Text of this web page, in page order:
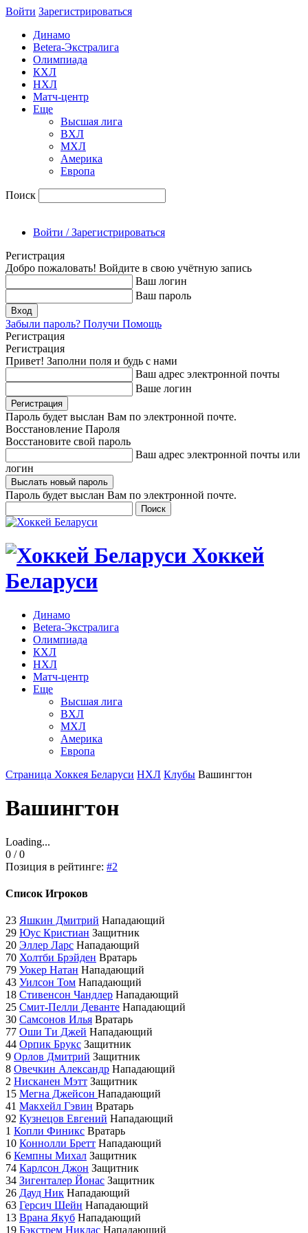
Войти Зарегиcтрироваться
Динамо
Betera-Экстралига
Олимпиада
КХЛ
НХЛ
Матч-центр
Еще
Высшая лига
ВХЛ
МХЛ
Америка
Европа
Поиск
Войти / Зарегистрироваться
Регистрация
Добро пожаловать! Войдите в свою учётную запись
Ваш логин
Ваш пароль
Забыли пароль? Получи Помощь
Регистрация
Регистрация
Привет! Заполни поля и будь с нами
Ваш адрес электронной почты
Ваше логин
Пароль будет выслан Вам по электронной почте.
Восстановление Пароля
Восстановите свой пароль
Ваш адрес электронной почты или
логин
Пароль будет выслан Вам по электронной почте.
Хоккей
Беларуси
Динамо
Betera-Экстралига
Олимпиада
КХЛ
НХЛ
Матч-центр
Еще
Высшая лига
ВХЛ
МХЛ
Америка
Европа
Страница Хоккея Беларуси НХЛ Клубы Вашингтон
Вашингтон
Loading...
0 / 0
Позиция в рейтинге: #2
Список Игроков
23 Яшкин Дмитрий Нападающий
29 Юус Кристиан Защитник
20 Эллер Ларс Нападающий
70 Холтби Брэйден Вратарь
79 Уокер Натан Нападающий
43 Уилсон Том Нападающий
18 Стивенсон Чандлер Нападающий
25 Смит-Пелли Деванте Нападающий
30 Самсонов Илья Вратарь
77 Оши Ти Джей Нападающий
44 Орпик Брукс Защитник
9 Орлов Дмитрий Защитник
8 Овечкин Александр Нападающий
2 Нисканен Мэтт Защитник
15 Мегна Джейсон Нападающий
41 Макхейл Гэвин Вратарь
92 Кузнецов Евгений Нападающий
1 Копли Финикс Вратарь
10 Коннолли Бретт Нападающий
6 Кемпны Михал Защитник
74 Карлсон Джон Защитник
34 Зигенталер Йонас Защитник
26 Дауд Ник Нападающий
63 Герсич Шейн Нападающий
13 Врана Якуб Нападающий
19 Бэкстрем Никлас Нападающий